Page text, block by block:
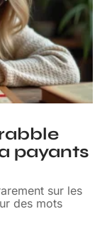
payants
sur les
des mots